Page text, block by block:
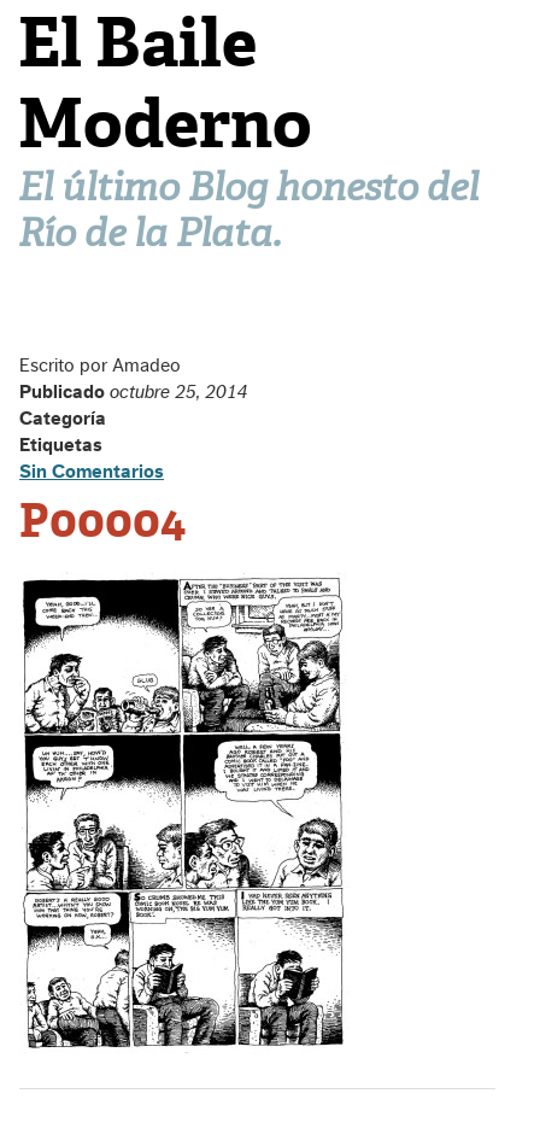
El Baile
Moderno
El último Blog honesto del
Río de la Plata.
Escrito por Amadeo
Publicado octubre 25, 2014
Categoría
Etiquetas
Sin Comentarios
P00004